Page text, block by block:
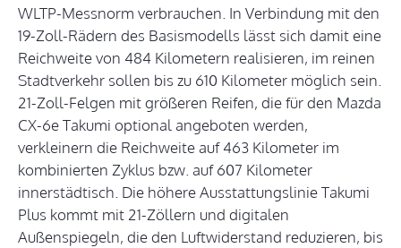
WLTP-Messnorm verbrauchen. In Verbindung mit den
19-Zoll-Rädern des Basismodells lässt sich damit eine
Reichweite von 484 Kilometern realisieren, im reinen
Stadtverkehr sollen bis zu 610 Kilometer möglich sein.
21-Zoll-Felgen mit größeren Reifen, die für den Mazda
CX-6e Takumi optional angeboten werden,
verkleinern die Reichweite auf 463 Kilometer im
kombinierten Zyklus bzw. auf 607 Kilometer
innerstädtisch. Die höhere Ausstattungslinie Takumi
Plus kommt mit 21-Zöllern und digitalen
Außenspiegeln, die den Luftwiderstand reduzieren, bis